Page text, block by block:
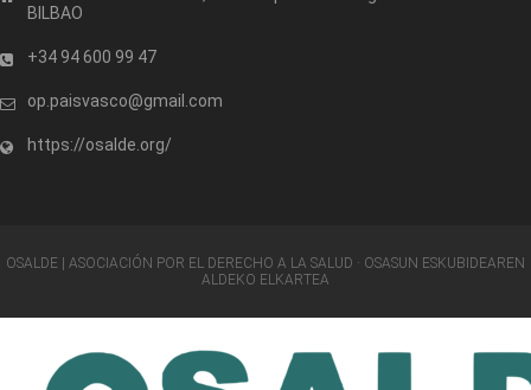
BILBAO
+34 94 600 99 47
op.paisvasco@gmail.com
https://osalde.org/
OSALDE | ASOCIACIÓN POR EL DERECHO A LA SALUD · OSASUN ESKUBIDEAREN
ALDEKO ELKARTEA